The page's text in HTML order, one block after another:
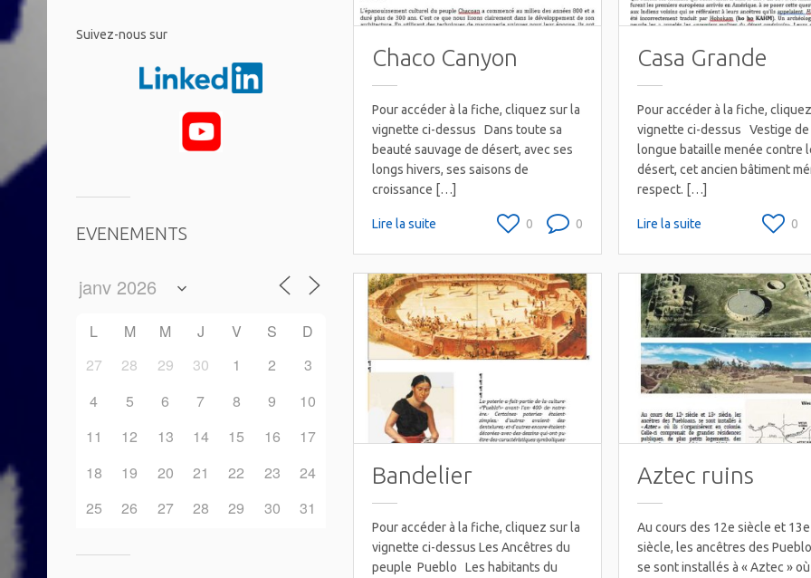
Chaco Canyon
Pour accéder à la fiche, cliquez sur la
vignette ci-dessus Dans toute sa
beauté sauvage de désert, avec ses
longs hivers, ses saisons de
croissance […]
Lire la suite 0
0
Casa Grande
Pour accéder à la fiche,
vignette ci-dessus Vestige de
longue bataille menée contre
désert, cet ancien bâtiment
respect. […]
Lire la suite 0
Bandelier
Pour accéder à la fiche, cliquez sur la
vignette ci-dessus Les Ancêtres du
peuple Pueblo Les habitants du
Aztec ruins
Au cours des 12e siècle et 13e
siècle, les ancêtres des
se sont installés à « Aztec »
​Suivez-nous sur
EVENEMENTS
L M M J V S
D
27
28 29 30 1 2
3
4
5 6 7 8 9
10
11
12 13 14 15 16
17
18
19 20 21 22 23
24
25
26 27 28 29 30 31